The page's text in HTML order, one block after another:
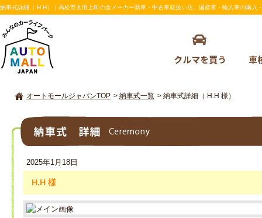
納車式詳細（ H.H）｜高松市太田上町の全メーカー新車・中古車取扱い店。国産車・輸入車の購
オートモールジャパンTOP > 納車式一覧 > 納車式詳細（ H.H 様）
2025年1月18日
H.H 様